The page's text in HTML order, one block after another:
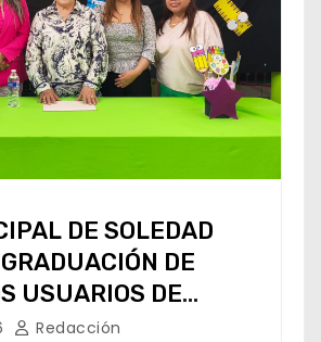
DE SOLEDAD
DE
USUARIOS DE
“CAPULLITOS 1 Y 2”
Redacción